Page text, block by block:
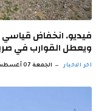
فيديو. انخفاض
ويعطل القوارب في
اخر الاخبار الجمعة 07 أغسطس 6:23 ص